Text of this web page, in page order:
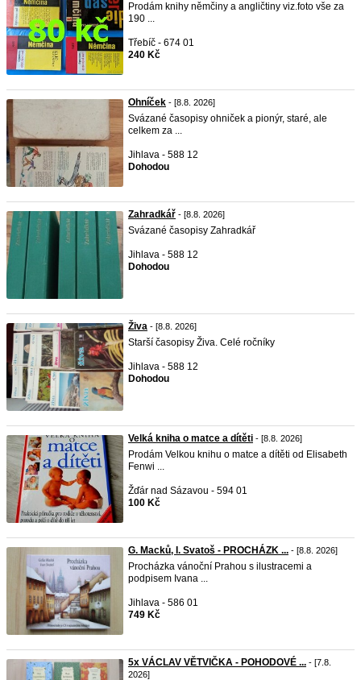
Prodám knihy němčiny a angličtiny viz.foto vše za
190 ...
Třebíč - 674 01
240 Kč
Ohníček - [8.8. 2026]
Svázané časopisy ohniček a pionýr, staré, ale
celkem za ...
Jihlava - 588 12
Dohodou
Zahradkář - [8.8. 2026]
Svázané časopisy Zahradkář
Jihlava - 588 12
Dohodou
Živa - [8.8. 2026]
Starší časopisy Živa. Celé ročníky
Jihlava - 588 12
Dohodou
Velká kniha o matce a dítěti - [8.8. 2026]
Prodám Velkou knihu o matce a dítěti od Elisabeth
Fenwi ...
Žďár nad Sázavou - 594 01
100 Kč
G. Macků, I. Svatoš - PROCHÁZK ... - [8.8. 2026]
Procházka vánoční Prahou s ilustracemi a
podpisem Ivana ...
Jihlava - 586 01
749 Kč
5x VÁCLAV VĚTVIČKA - POHODOVÉ ... - [7.8.
2026]